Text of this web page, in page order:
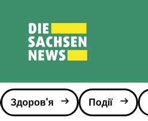
Здоров'я Події